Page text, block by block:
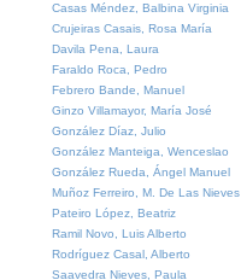
Casas Méndez, Balbina Virginia
Crujeiras Casais, Rosa María
Davila Pena, Laura
Faraldo Roca, Pedro
Febrero Bande, Manuel
Ginzo Villamayor, María José
González Díaz, Julio
González Manteiga, Wenceslao
González Rueda, Ángel Manuel
Muñoz Ferreiro, M. De Las Nieves
Pateiro López, Beatriz
Ramil Novo, Luis Alberto
Rodríguez Casal, Alberto
Saavedra Nieves, Paula